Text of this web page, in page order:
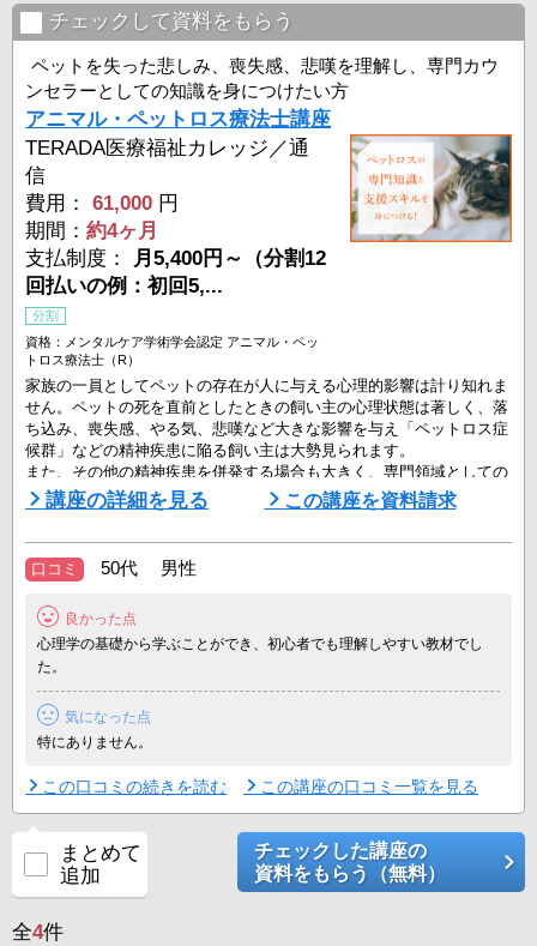
チェックして資料をもらう
ペットを失った悲しみ、喪失感、悲嘆を理解し、専門カウ
ンセラーとしての知識を身につけたい方
アニマル・ペットロス療法士講座
TERADA医療福祉カレッジ／通
信
費用：
61,000 円
期間： 約4ヶ月
支払制度：
月5,400円～（分割12
回払いの例：初回5,...
分割
資格：メンタルケア学術学会認定 アニマル・ペッ
トロス療法士（R）
家族の一員としてペットの存在が人に与える心理的影響は計り知れま
せん。ペットの死を直前としたときの飼い主の心理状態は著しく、落
ち込み、喪失感、やる気、悲嘆など大きな影響を与え「ペットロス症
候群」などの精神疾患に陥る飼い主は大勢見られます。
また、その他の精神疾患を併発する場合も大きく、専門領域としての
ペットロス（喪失感・悲嘆など）症候群に対するプロのカウンセラ
ー・セラピストとしての基礎知識を身につけます。
☆★☆★☆★☆★☆★☆★☆★☆★☆★☆★☆★☆★☆☆★☆★☆★
☆★☆★☆★☆★☆★☆★☆★ ...
講座の詳細を見る この講座を資料請求
口コミ 50代 男性
良かった点
心理学の基礎から学ぶことができ、初心者でも理解しやすい教材でし
た。
気になった点
特にありません。
この口コミの続きを読む この講座の口コミ一覧を見る
まとめて
追加
チェックした講座の
資料をもらう（無料）
全4件